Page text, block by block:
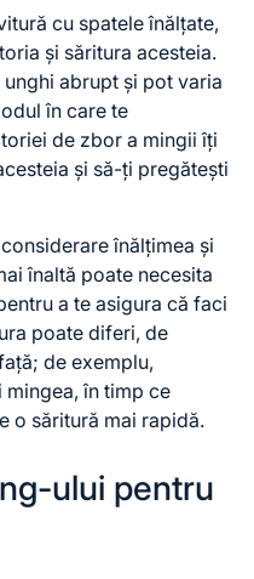
cu spatele înălțate,
și săritura acesteia.
abrupt și pot varia
în care te
de zbor a mingii îți
și să-ți pregătești
înălțimea și
înaltă poate necesita
a te asigura că faci
poate diferi, de
de exemplu,
în timp ce
o săritură mai rapidă.
ului pentru